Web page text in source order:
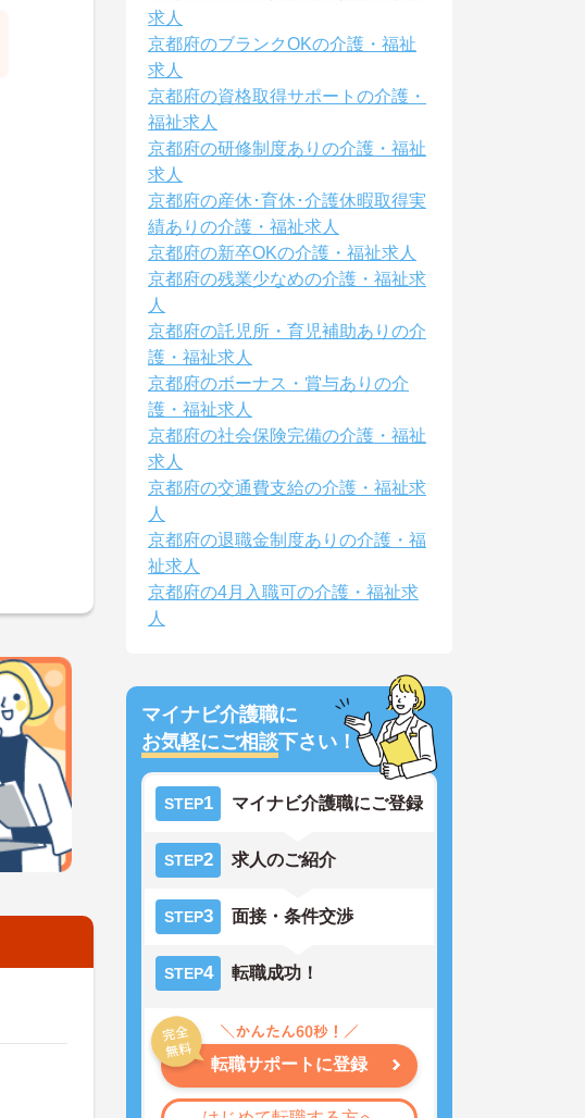
求人
京都府のブランクOKの介護・福祉
求人
京都府の資格取得サポートの介護・
福祉求人
京都府の研修制度ありの介護・福祉
求人
京都府の産休･育休･介護休暇取得実
績ありの介護・福祉求人
京都府の新卒OKの介護・福祉求人
京都府の残業少なめの介護・福祉求
人
京都府の託児所・育児補助ありの介
護・福祉求人
京都府のボーナス・賞与ありの介
護・福祉求人
京都府の社会保険完備の介護・福祉
求人
京都府の交通費支給の介護・福祉求
人
京都府の退職金制度ありの介護・福
祉求人
京都府の4月入職可の介護・福祉求
人
マイナビ介護職に
お気軽にご相談下さい！
STEP1 マイナビ介護職にご登録
STEP2 求人のご紹介
STEP3 面接・条件交渉
STEP4 転職成功！
転職サポートに登録